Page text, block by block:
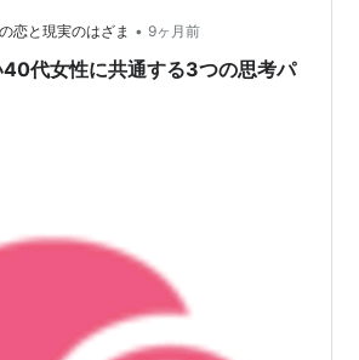
覚型）・N（…
恋と現実のはざま • 9ヶ月前
代女性に共通する3つの思考パ